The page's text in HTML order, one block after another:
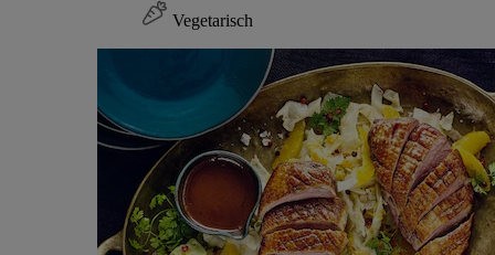
Vegetarisch